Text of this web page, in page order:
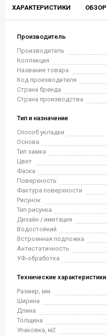
ХАРАКТЕРИСТИКИ ОБЗОР
Производитель
Производитель
Коллекция
Название товара
Код производителя
Страна бренда
Страна производства
Тип и назначение
Способ укладки
Основа
Тип замка
Цвет
Фаска
Поверхность
Фактура поверхности
Рисунок
Тип рисунка
Дизайн / имитация
Водостойкий
Встроенная подложка
Антистатичность
УФ-обработка
Технические характеристики
Размер, мм.
Ширина
Длина
Толщина
Упаковка, м2